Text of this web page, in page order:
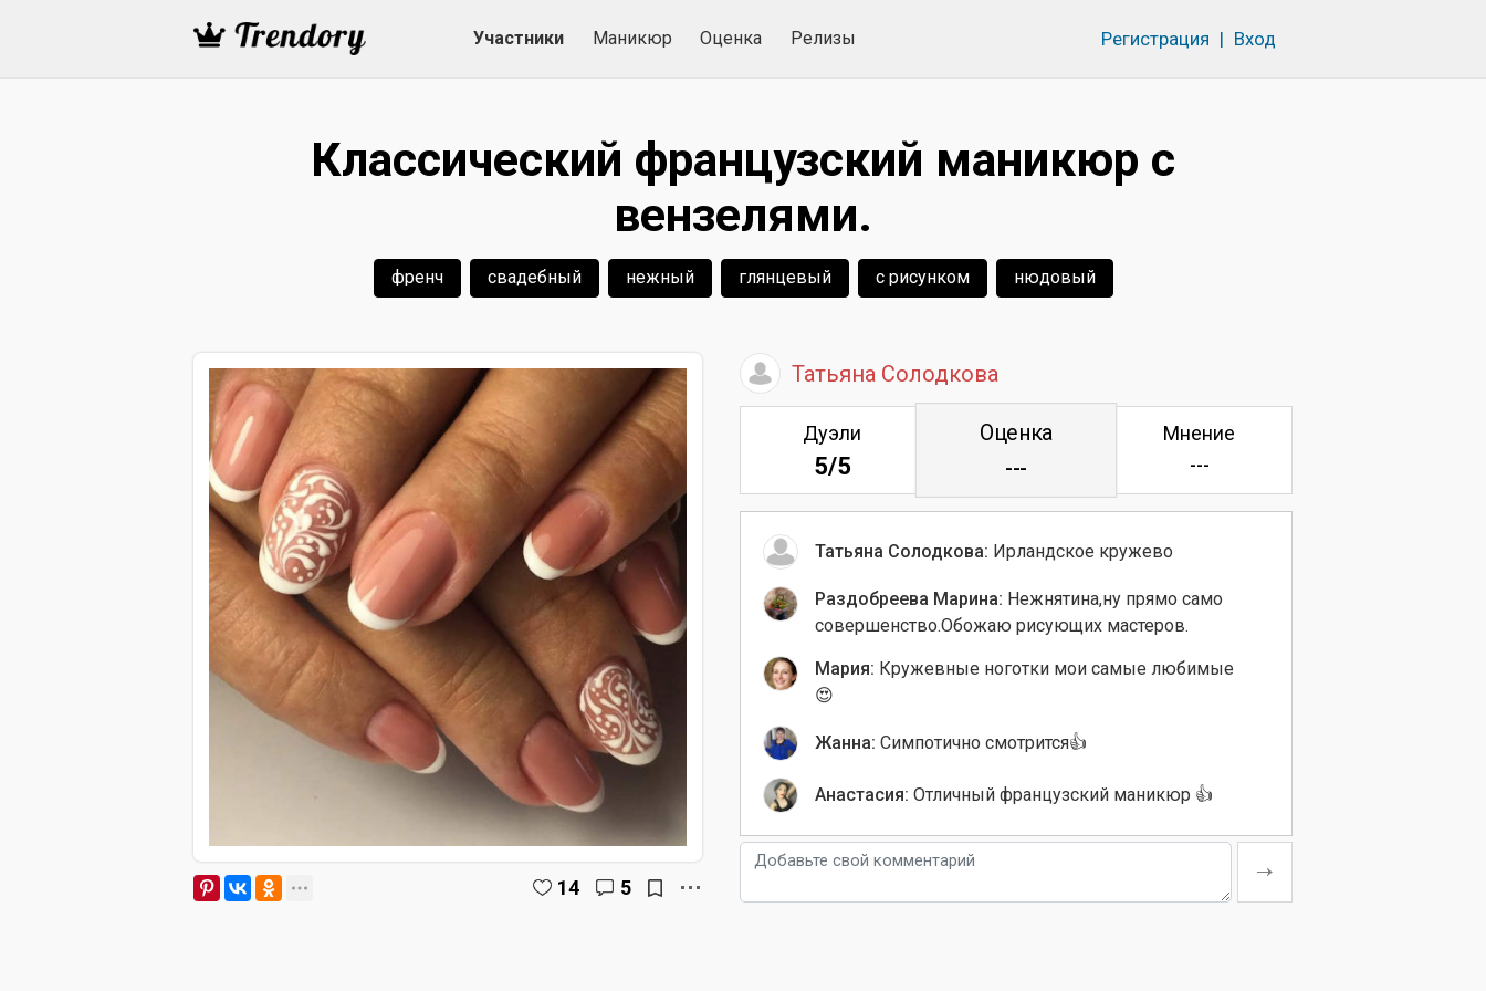
Участники Маникюр Оценка Релизы Регистрация | Вход
Классический французский маникюр с
вензелями.
френч свадебный нежный глянцевый с рисунком нюдовый
14 5
Татьяна Солодкова
Дуэли
5/5
Оценка
---
Мнение
---
Татьяна Солодкова: Ирландское кружево
Раздобреева Марина: Нежнятина,ну прямо само
совершенство.Обожаю рисующих мастеров.
Мария: Кружевные ноготки мои самые любимые
😍
Жанна: Симпотично смотрится👍
Анастасия: Отличный французский маникюр 👍